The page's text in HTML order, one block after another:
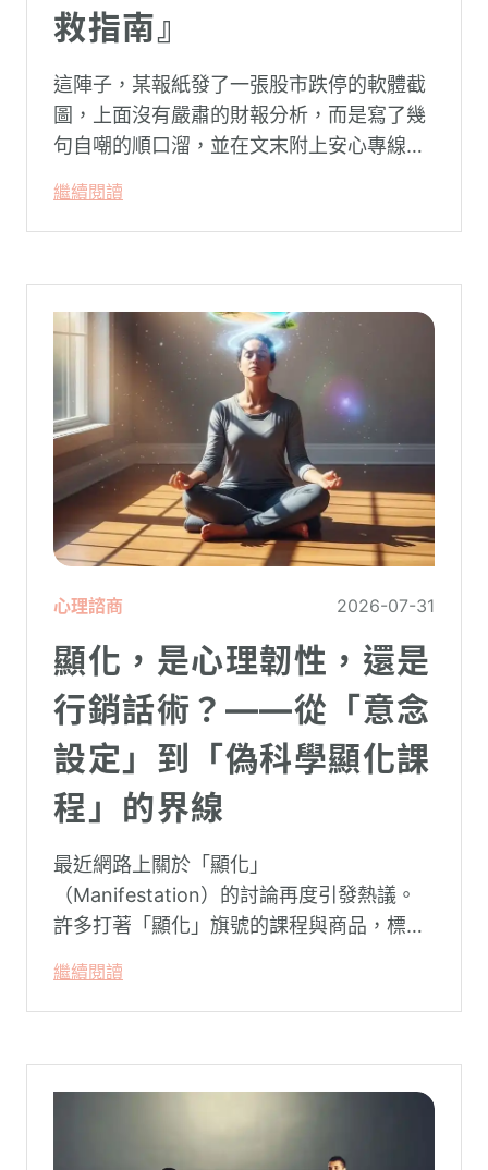
救指南』
這陣子，某報紙發了一張股市跌停的軟體截
圖，上面沒有嚴肅的財報分析，而是寫了幾
句自嘲的順口溜，並在文末附上安心專線與
被廣泛轉載。對許多投資人而言，螢幕上下
跌的數字背後，實質連結的是個人的財務壓
繼續閱讀
心理諮商 2026-07-31
顯化，是心理韌性，還是
行銷話術？——從「意念
設定」到「偽科學顯化課
程」的界線
最近網路上關於「顯化」
（Manifestation）的討論再度引發熱議。
許多打著「顯化」旗號的課程與商品，標榜
能吸引財富、關係與健康。這類論述聽起來
療癒，卻經常缺乏實證基礎，甚至可能對正
繼續閱讀